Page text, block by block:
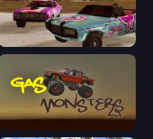
Village Car Stunts